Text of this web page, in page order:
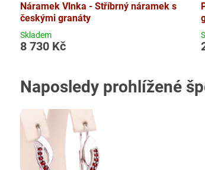
Náramek Vlnka - Stříbrný náramek s
českými granáty
Skladem
8 730 Kč
Naposledy prohlížené